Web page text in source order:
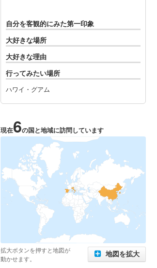
自分を客観的にみた第一印象
大好きな場所
大好きな理由
行ってみたい場所
ハワイ・グアム
現在6の国と地域に訪問しています
拡大ボタンを押すと地図が
動かせます。
地図を拡大